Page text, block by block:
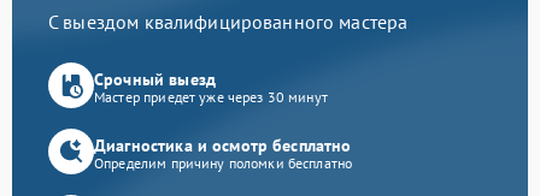
С выездом квалифицированного мастера
Срочный выезд
Мастер приедет уже через 30 минут
Диагностика и осмотр бесплатно
Определим причину поломки бесплатно